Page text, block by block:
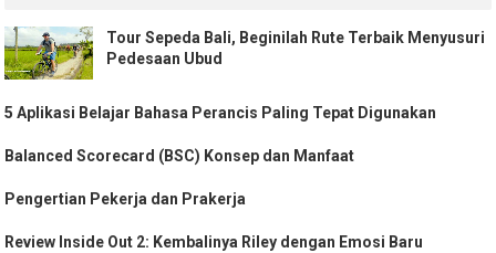
Tour Sepeda Bali, Beginilah Rute Terbaik Menyusuri
Pedesaan Ubud
5 Aplikasi Belajar Bahasa Perancis Paling Tepat Digunakan
Balanced Scorecard (BSC) Konsep dan Manfaat
Pengertian Pekerja dan Prakerja
Review Inside Out 2: Kembalinya Riley dengan Emosi Baru